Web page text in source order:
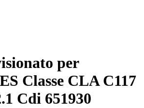
per
Classe CLA C117
Cdi 651930